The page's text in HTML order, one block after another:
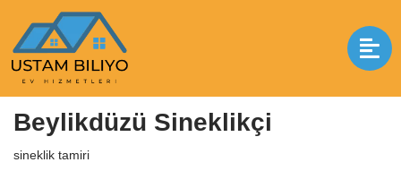
İçeriğe
geç
Anasayfa|sineklik tamiri
Beylikdüzü Sineklikçi
sineklik tamiri